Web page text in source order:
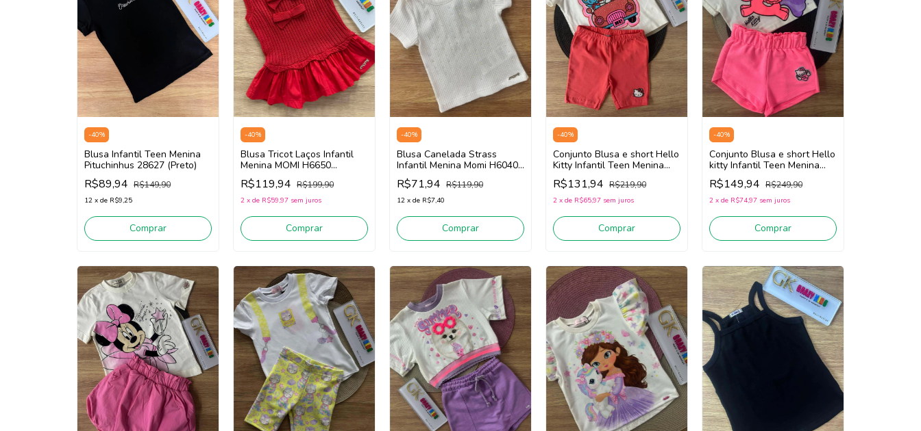
-40%
Blusa Infantil Teen Menina
Pituchinhus 28627 (Preto)
R$89,94 R$149,90
12 x de R$9,25
Comprar
-40%
Blusa Tricot Laços Infantil
Menina MOMI H6650
(Vermelho)
R$119,94 R$199,90
2 x de R$59,97 sem juros
Comprar
-40%
Blusa Canelada Strass
Infantil Menina Momi H6040
(Off White)
R$71,94 R$119,90
12 x de R$7,40
Comprar
-40%
Conjunto Blusa e short Hello
Kitty Infantil Teen Menina
Momi J6798 (Off
White/Vermelho)
R$131,94 R$219,90
2 x de R$65,97 sem juros
Comprar
-40%
Conjunto Blusa e short Hello
kitty Infantil Teen Menina
Momi J6818 (Off White/Rosa)
R$149,94 R$249,90
2 x de R$74,97 sem juros
Comprar